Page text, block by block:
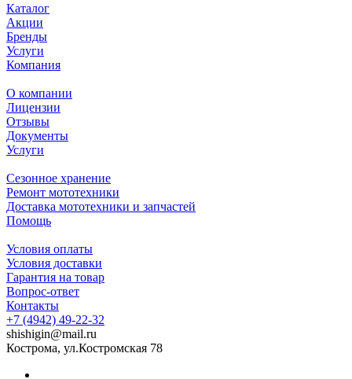
Каталог
Акции
Бренды
Услуги
Компания
О компании
Лицензии
Отзывы
Документы
Услуги
Сезонное хранение
Ремонт мототехники
Доставка мототехники и запчастей
Помощь
Условия оплаты
Условия доставки
Гарантия на товар
Вопрос-ответ
Контакты
+7 (4942) 49-22-32
shishigin@mail.ru
Кострома, ул.Костромская 78